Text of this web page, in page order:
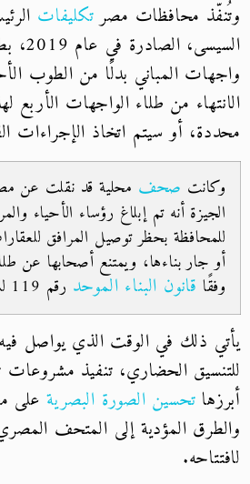
وتُنفّذ محافظات مصرتكليفات
واجهات المباني بدلًا من الطوب
الانتهاء من طلاء الواجهات الأربع
محددة، أو سيتم اتخاذ الإجراءات
وكانت صحف محلية قد نقلت عن
الجيزة أنه تم إبلاغ رؤساء الأحياء
للمحافظة بحظر توصيل المرافق
أو جار بناءها، ويمتنع أصحابها عن
وفقًا قانون البناء الموحد رقم 119 لسنة 2008.
يأتي ذلك في الوقت الذي يواصل
للتنسيق الحضاري، تنفيذ مشروعات
أبرزها تحسين الصورة البصريةعلى
والطرق المؤدية إلى المتحف
لافتتاحه.